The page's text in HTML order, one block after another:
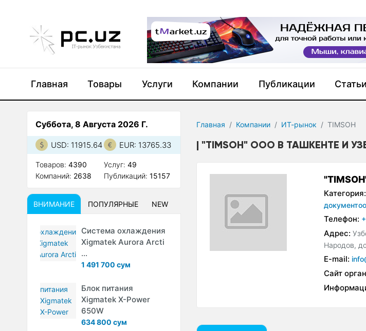
Главная Товары Услуги Компании Публикации Статьи
Главная Компании ИТ-рынок TIMSOH
"TIMSOH" ООО В ТАШКЕНТЕ И
Категория:
Телефон:
Адрес:
Народов,
E-mail:
Сайт
Суббота, 8 Августа 2026 Г.
USD: 11915.64 EUR: 13765.33
Товаров: 4390
Компаний: 2638
Услуг:49
Публикаций:15157
ВНИМАНИЕ ПОПУЛЯРНЫЕ NEW
Система охлаждения
Xigmatek Aurora Arcti
...
1 491 700 сум
Блок питания
Xigmatek X-Power
650W
634 800 сум